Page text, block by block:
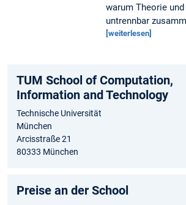
warum Theorie
untrennbar
[weiterlesen]
TUM School of Computation,
Information and Technology
Technische Universität
München
Arcisstraße 21
80333 München
Preise an der School